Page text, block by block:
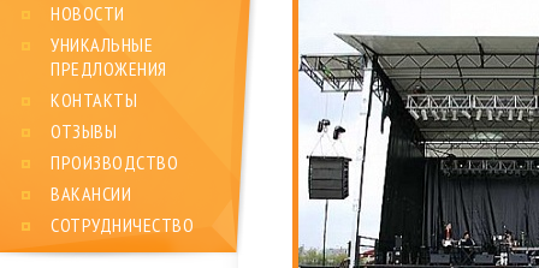
НОВОСТИ
УНИКАЛЬНЫЕ
ПРЕДЛОЖЕНИЯ
КОНТАКТЫ
ОТЗЫВЫ
ПРОИЗВОДСТВО
ВАКАНСИИ
СОТРУДНИЧЕСТВО